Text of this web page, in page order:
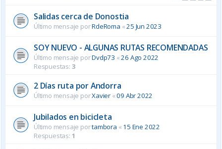
Salidas cerca de Donostia
Último mensaje porRdeRoma «25 Jun 2023
SOY NUEVO - ALGUNAS RUTAS RECOMENDADAS
Último mensaje porDvdp73 «26 Ago 2022
Respuestas: 3
2 Días ruta por Andorra
Último mensaje porXavier «09 Abr 2022
Jubilados en bicicleta
Último mensaje portambora « 15 Ene 2022
Respuestas: 1